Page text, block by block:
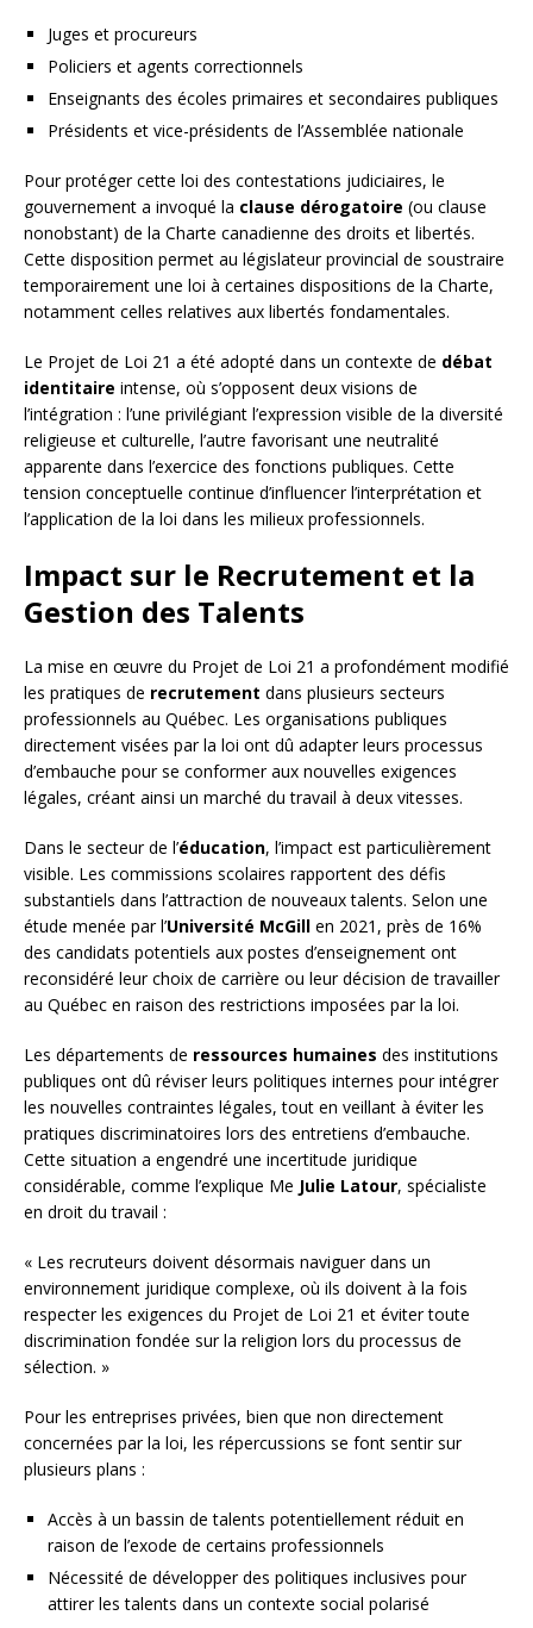
Juges et procureurs
Policiers et agents correctionnels
Enseignants des écoles primaires et secondaires publiques
Présidents et vice-présidents de l’Assemblée nationale
Pour protéger cette loi des contestations judiciaires, le
gouvernement a invoqué la clause dérogatoire (ou clause
nonobstant) de la Charte canadienne des droits et libertés.
Cette disposition permet au législateur provincial de soustraire
temporairement une loi à certaines dispositions de la Charte,
notamment celles relatives aux libertés fondamentales.
Le Projet de Loi 21 a été adopté dans un contexte de débat
identitaire intense, où s’opposent deux visions de
l’intégration : l’une privilégiant l’expression visible de la diversité
religieuse et culturelle, l’autre favorisant une neutralité
apparente dans l’exercice des fonctions publiques. Cette
tension conceptuelle continue d’influencer l’interprétation et
l’application de la loi dans les milieux professionnels.
Impact sur le Recrutement et la
Gestion des Talents
La mise en œuvre du Projet de Loi 21 a profondément modifié
les pratiques de recrutement dans plusieurs secteurs
professionnels au Québec. Les organisations publiques
directement visées par la loi ont dû adapter leurs processus
d’embauche pour se conformer aux nouvelles exigences
légales, créant ainsi un marché du travail à deux vitesses.
Dans le secteur de l’éducation, l’impact est particulièrement
visible. Les commissions scolaires rapportent des défis
substantiels dans l’attraction de nouveaux talents. Selon une
étude menée par l’Université McGill en 2021, près de 16%
des candidats potentiels aux postes d’enseignement ont
reconsidéré leur choix de carrière ou leur décision de travailler
au Québec en raison des restrictions imposées par la loi.
Les départements de ressources humaines des institutions
publiques ont dû réviser leurs politiques internes pour intégrer
les nouvelles contraintes légales, tout en veillant à éviter les
pratiques discriminatoires lors des entretiens d’embauche.
Cette situation a engendré une incertitude juridique
considérable, comme l’explique Me Julie Latour, spécialiste
en droit du travail :
« Les recruteurs doivent désormais naviguer dans un
environnement juridique complexe, où ils doivent à la fois
respecter les exigences du Projet de Loi 21 et éviter toute
discrimination fondée sur la religion lors du processus de
sélection. »
Pour les entreprises privées, bien que non directement
concernées par la loi, les répercussions se font sentir sur
plusieurs plans :
Accès à un bassin de talents potentiellement réduit en
raison de l’exode de certains professionnels
Nécessité de développer des politiques inclusives pour
attirer les talents dans un contexte social polarisé